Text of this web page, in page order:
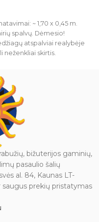
~ 1,70 x 0,45 m.
spalvų. Dėmesio!
atspalviai realybėje
neženkliai skirtis.
bižuterijos gaminių,
pasaulio šalių
al. 84, Kaunas LT-
saugus prekių pristatymas